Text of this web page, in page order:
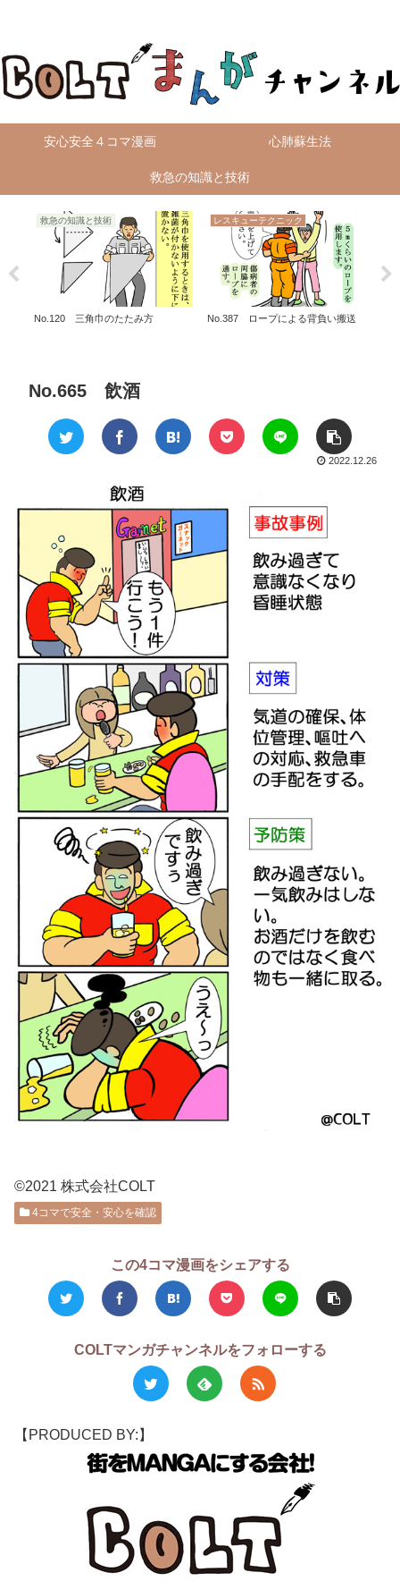
安心安全４コマ漫画 心肺蘇生法
救急の知識と技術
救急の知識と技術
No.120 三角巾のたたみ方
レスキューテクニック
No.387 ロープによる背負い搬送
No.665 飲酒
2022.12.26
©2021 株式会社COLT
4コマで安全・安心を確認
この4コマ漫画をシェアする
COLTマンガチャンネルをフォローする
【PRODUCED BY:】